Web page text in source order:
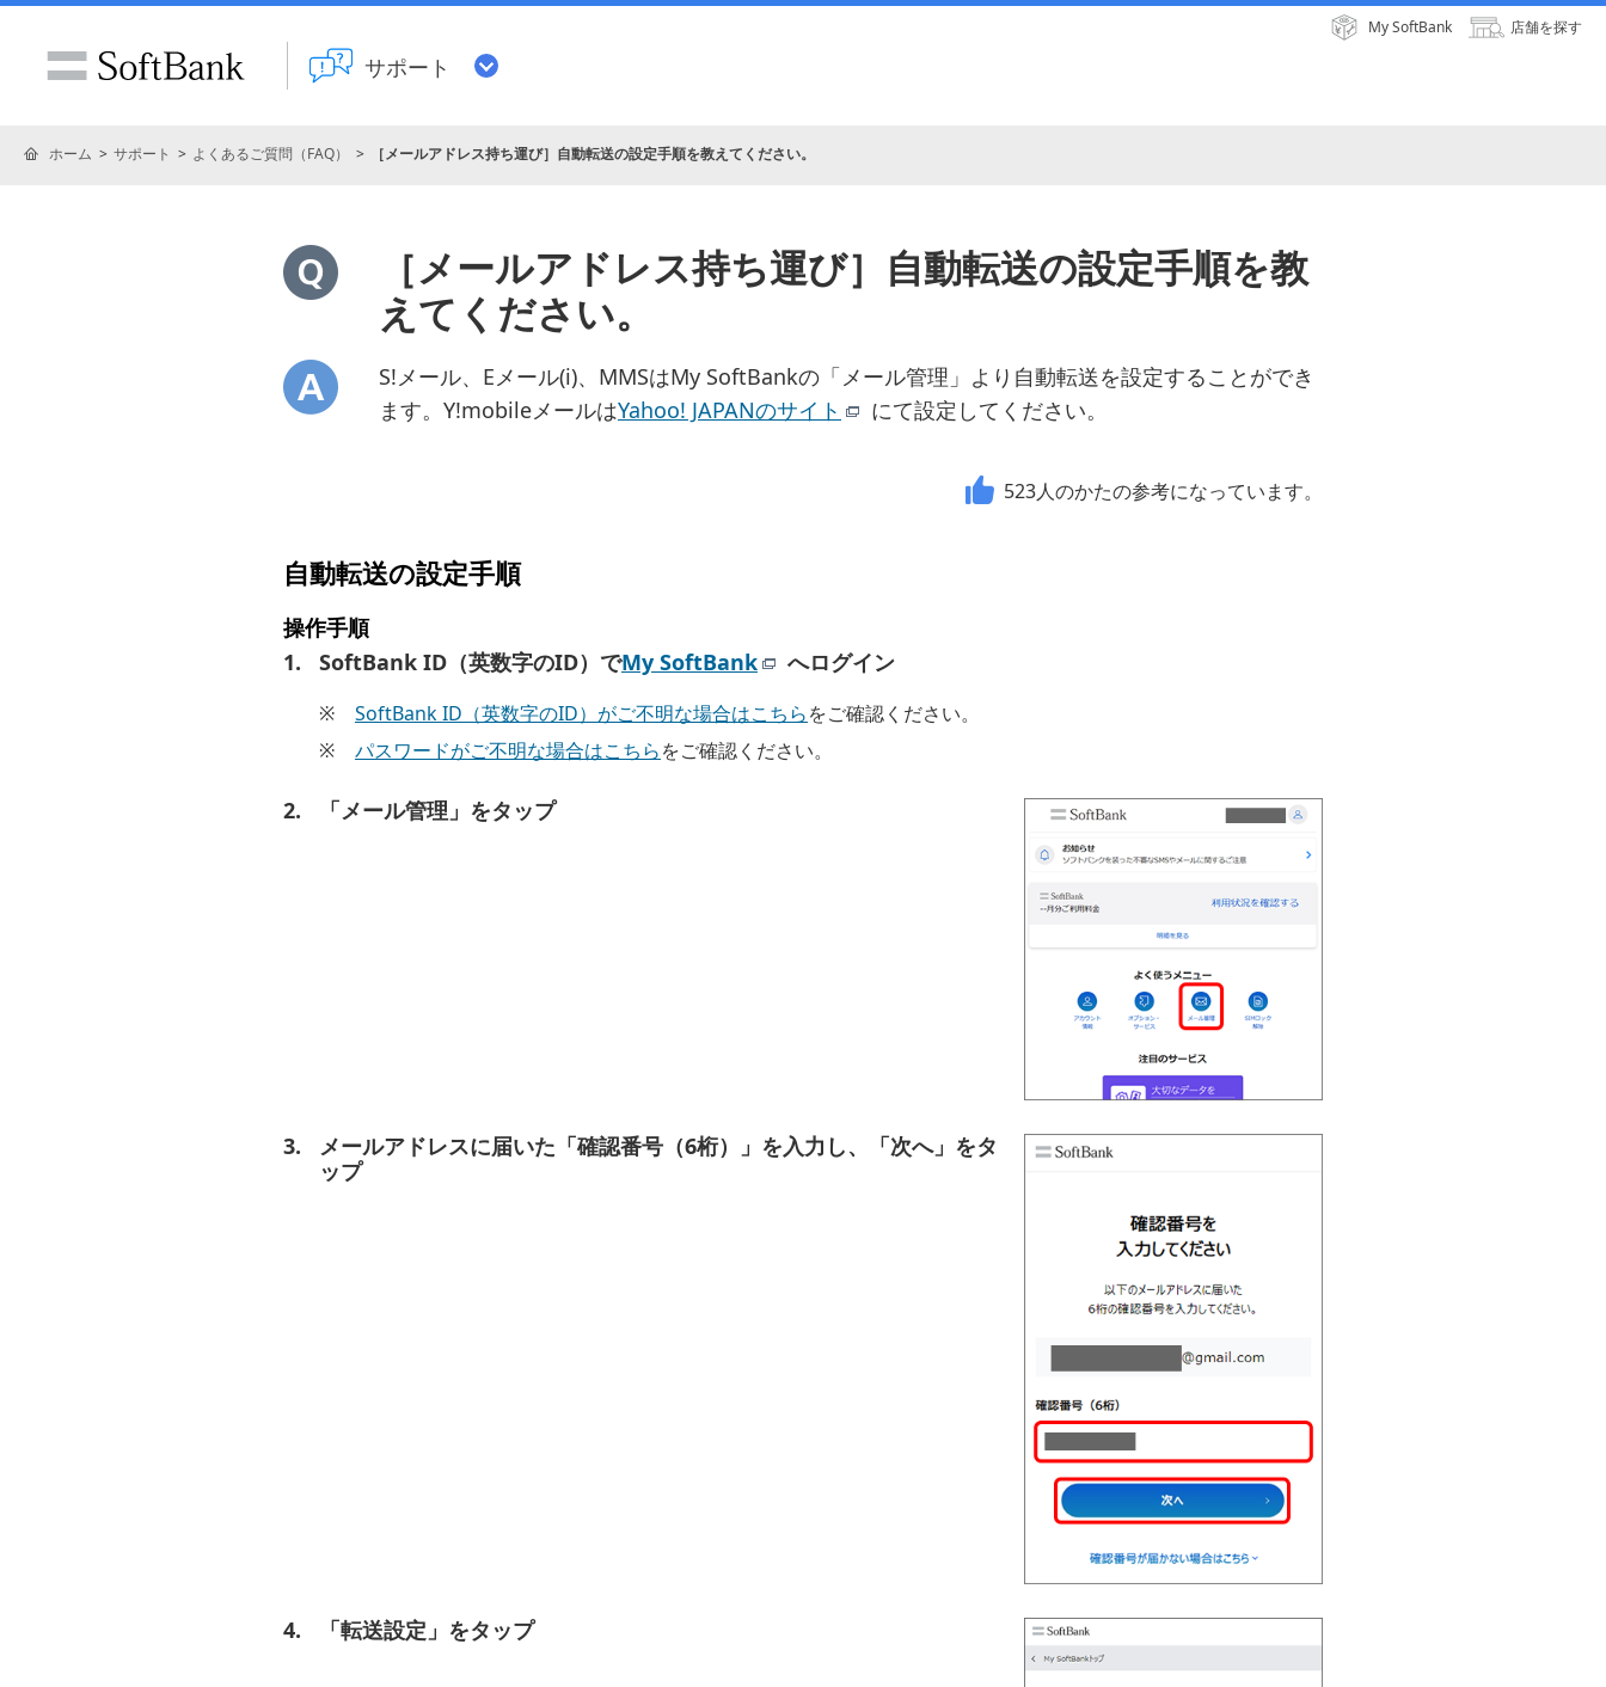
サポート
My SoftBank 店舗を探す
ホーム サポート よくあるご質問（FAQ） ［メールアドレス持ち運び］自動転送の設定手順を教えてください。
［メールアドレス持ち運び］自動転送の設定手順を教
えてください。
S!メール、Eメール(i)、MMSはMy SoftBankの「メール管理」より自動転送を設定することができ
ます。Y!mobileメールはYahoo! JAPANのサイト にて設定してください。
523人のかたの参考になっています。
自動転送の設定手順
操作手順
SoftBank ID（英数字のID）でMy SoftBank へログイン
※ SoftBank ID（英数字のID）がご不明な場合はこちらをご確認ください。
※
パスワードがご不明な場合はこちらをご確認ください。
「メール管理」をタップ
メールアドレスに届いた「確認番号（6桁）」を入力し、「次へ」をタ
ップ
「転送設定」をタップ